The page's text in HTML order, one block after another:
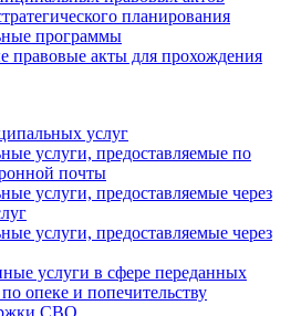
планирования
программы
правовые акты для прохождения
услуг
услуги, предоставляемые по
почты
услуги, предоставляемые через
услуги, предоставляемые через
услуги в сфере переданных
опеке и попечительству